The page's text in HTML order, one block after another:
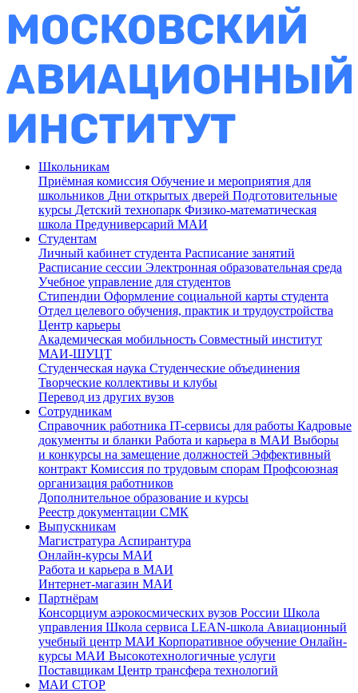
Школьникам
Приёмная комиссия Обучение и мероприятия для
школьников Дни открытых дверей Подготовительные
курсы Детский технопарк Физико-математическая
школа Предуниверсарий МАИ
Студентам
Личный кабинет студента Расписание занятий
Расписание сессии Электронная образовательная среда
Учебное управление для студентов
Стипендии Оформление социальной карты студента
Отдел целевого обучения, практик и трудоустройства
Центр карьеры
Академическая мобильность Совместный институт
МАИ-ШУЦТ
Студенческая наука Студенческие объединения
Творческие коллективы и клубы
Перевод из других вузов
Сотрудникам
Cправочник работника IT-сервисы для работы Кадровые
документы и бланки Работа и карьера в МАИ Выборы
и конкурсы на замещение должностей Эффективный
контракт Комиссия по трудовым спорам Профсоюзная
организация работников
Дополнительное образование и курсы
Реестр документации СМК
Выпускникам
Магистратура Аспирантура
Онлайн-курсы МАИ
Работа и карьера в МАИ
Интернет-магазин МАИ
Партнёрам
Консорциум аэрокосмических вузов России Школа
управления Школа сервиса LEAN-школа Авиационный
учебный центр МАИ Корпоративное обучение Онлайн-
курсы МАИ Высокотехнологичные услуги
Поставщикам Центр трансфера технологий
МАИ СТОР